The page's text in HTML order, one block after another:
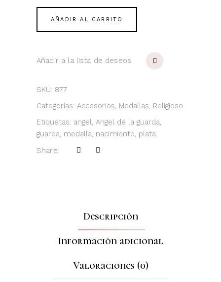
la
Guarda
Medalla
AÑADIR AL CARRITO
Añadir a la lista de deseos
SKU: 877
Categorías: Accesorios, Medallas, Religioso
Etiquetas: angel, Angel de la guarda,
guarda, medalla, nacimiento, plata
Share:
Descripción
Información adicional
Valoraciones (0)